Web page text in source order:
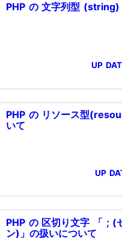
PHP の 文字列型 (string)
UP
PHP の リソース型
いて
UP
PHP の 区切り文字 「 ; (
ン)」の扱いについて